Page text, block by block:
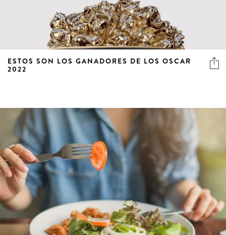
ESTOS SON LOS GANADORES DE LOS OSCAR
2022